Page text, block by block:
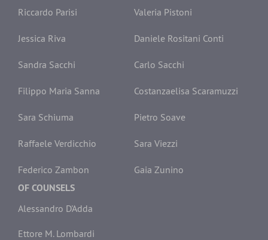
Riccardo Parisi Valeria Pistoni
Jessica Riva Daniele Rositani Conti
Sandra Sacchi Carlo Sacchi
Filippo Maria Sanna Costanzaelisa Scaramuzzi
Sara Schiuma Pietro Soave
Raffaele Verdicchio Sara Viezzi
Federico Zambon Gaia Zunino
OF COUNSELS
Alessandro D'Adda
Ettore M. Lombardi